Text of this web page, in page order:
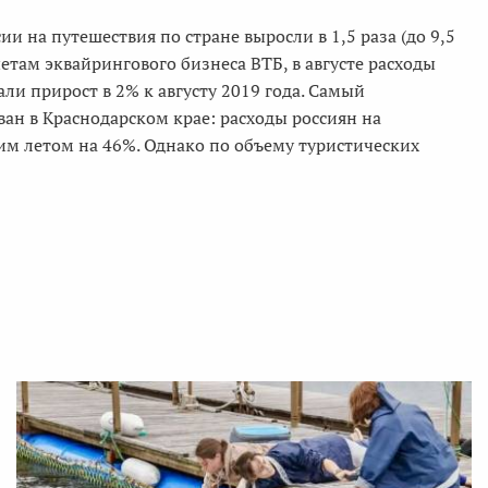
на путешествия по стране выросли в 1,5 раза (до 9,5
эквайрингового бизнеса ВТБ, в августе расходы
прирост в 2% к августу 2019 года. Самый
в Краснодарском крае: расходы россиян на
летом на 46%. Однако по объему туристических